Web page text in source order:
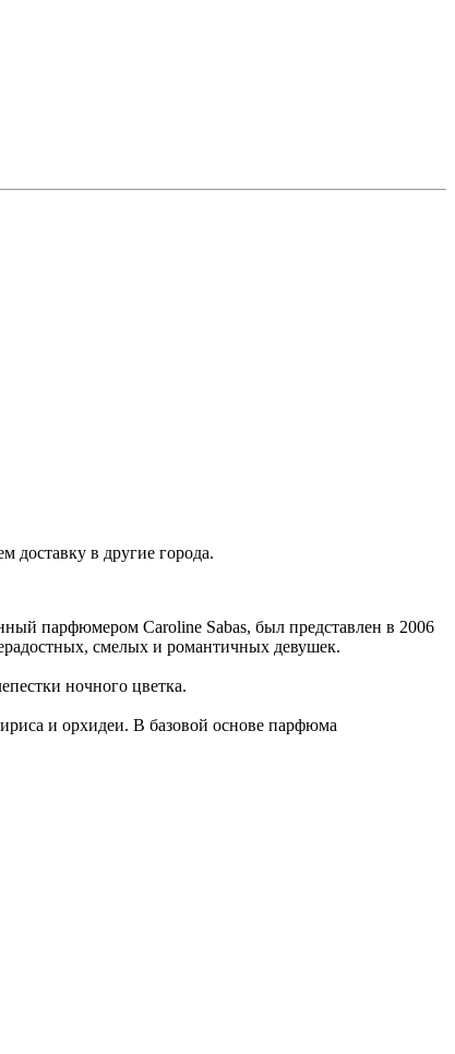
доставку в другие города.
парфюмером Caroline Sabas, был представлен в 2006
смелых и романтичных девушек.
ночного цветка.
и орхидеи. В базовой основе парфюма